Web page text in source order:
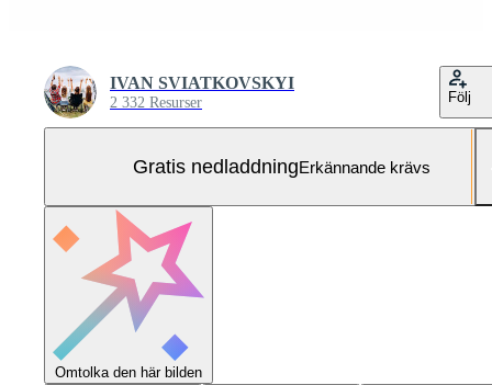
IVAN SVIATKOVSKYI
2 332 Resurser Följ
Gratis nedladdningErkännande krävs
Omtolka den här bilden